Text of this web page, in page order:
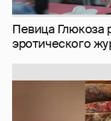
Юлия Высоцкая